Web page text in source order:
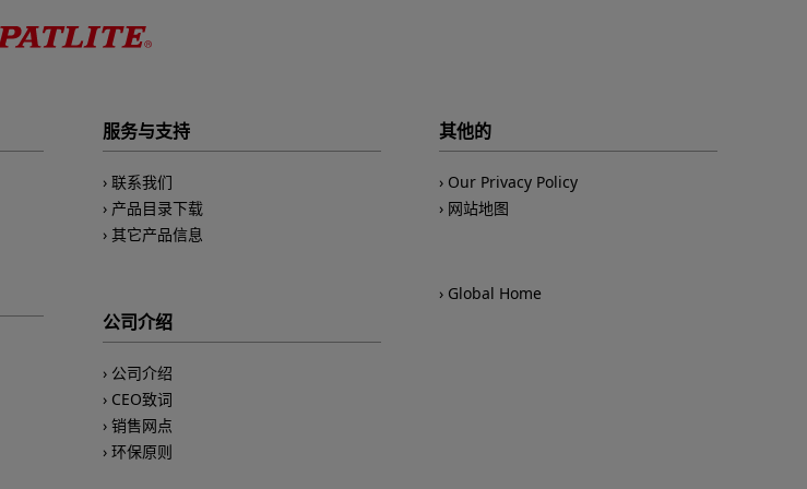
服务与支持
联系我们
产品目录下载
其它产品信息
公司介绍
公司介绍
CEO致词
销售网点
环保原则
其他的
Our Privacy Policy
网站地图
Global Home